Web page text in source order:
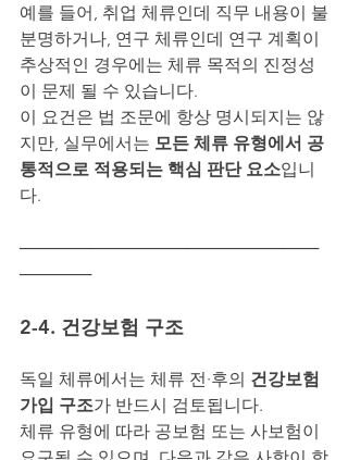
예를 들어, 취업 체류인데 직무 내용이 불
분명하거나, 연구 체류인데 연구 계획이
추상적인 경우에는 체류 목적의 진정성
이 문제 될 수 있습니다.
이 요건은 법 조문에 항상 명시되지는 않
지만, 실무에서는 모든 체류 유형에서 공
통적으로 적용되는 핵심 판단 요소입니
다.
─────────────────────────
──────
2-4. 건강보험 구조
독일 체류에서는 체류 전·후의 건강보험
가입 구조가 반드시 검토됩니다.
체류 유형에 따라 공보험 또는 사보험이